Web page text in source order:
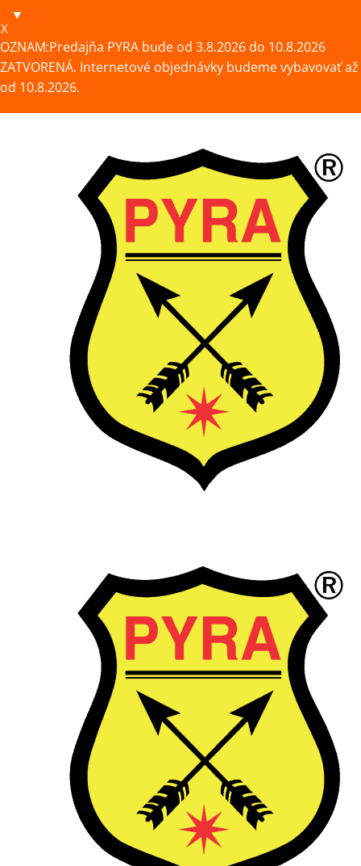
X
OZNAM:Predajňa PYRA bude od 3.8.2026 do 10.8.2026
ZATVORENÁ. Internetové objednávky budeme vybavovať až
od 10.8.2026.